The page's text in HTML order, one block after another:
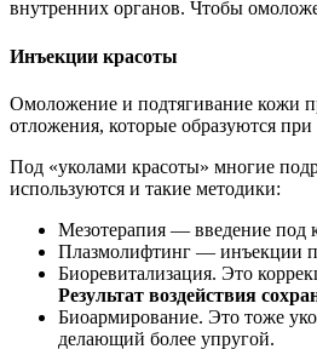
внутренних органов. Чтобы
Инъекции красоты
Омоложение и подтягивание кожи
отложения, которые образуются
Под «уколами красоты» многие
используются и такие методики:
Мезотерапия — введение под
Плазмолифтинг — инъекции
Биоревитализация. Это
Результат воздействия
Биоармирование. Это тоже
делающий более упругой.